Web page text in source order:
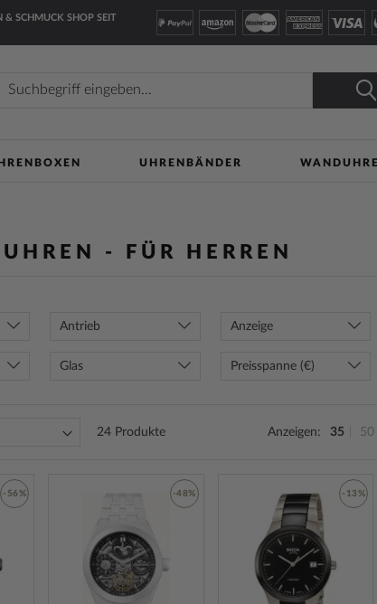
& SCHMUCK SHOP SEIT
UHRENBÄNDER
- FÜR HERREN
Antrieb Anzeige
Glas Preisspanne (€)
24Produkte Anzeigen 35 50
-56%
WUNSCHLISTE
-48%
WUNSCHLISTE
-13%